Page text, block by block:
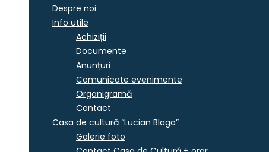
Despre noi
Info utile
Achiziții
Documente
Anunțuri
Comunicate evenimente
Organigramă
Contact
Casa de cultură “Lucian Blaga”
Galerie foto